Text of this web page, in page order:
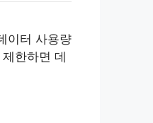
이터 사용량
한하면 데